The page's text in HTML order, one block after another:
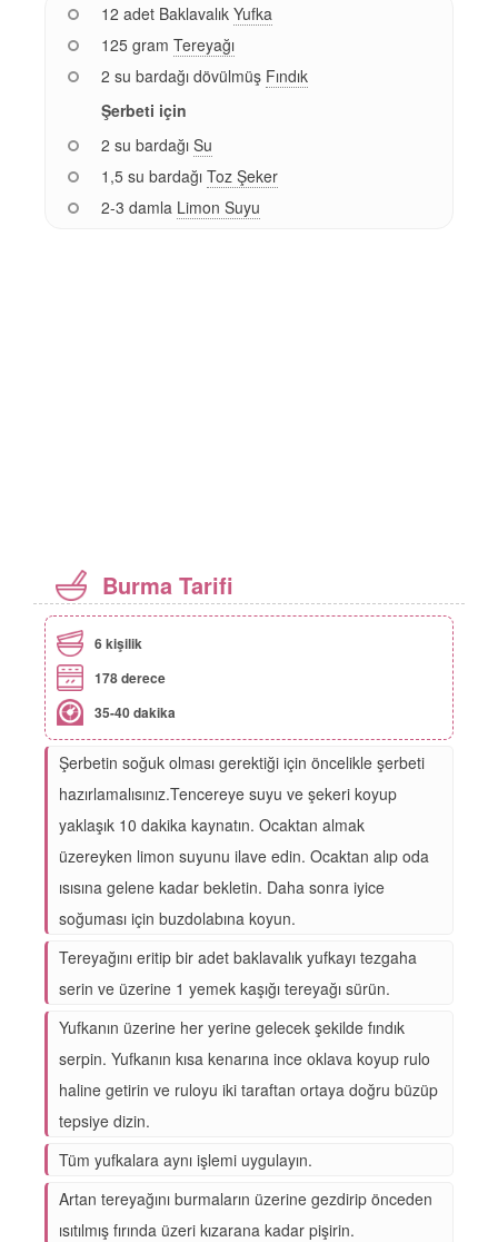
12 adet Baklavalık Yufka
125 gram Tereyağı
2 su bardağı dövülmüş Fındık
Şerbeti için
2 su bardağı Su
1,5 su bardağı Toz Şeker
2-3 damla Limon Suyu
Burma Tarifi
6 kişilik
178 derece
35-40 dakika
Şerbetin soğuk olması gerektiği için öncelikle şerbeti
hazırlamalısınız.Tencereye suyu ve şekeri koyup
yaklaşık 10 dakika kaynatın. Ocaktan almak
üzereyken limon suyunu ilave edin. Ocaktan alıp oda
ısısına gelene kadar bekletin. Daha sonra iyice
soğuması için buzdolabına koyun.
Tereyağını eritip bir adet baklavalık yufkayı tezgaha
serin ve üzerine 1 yemek kaşığı tereyağı sürün.
Yufkanın üzerine her yerine gelecek şekilde fındık
serpin. Yufkanın kısa kenarına ince oklava koyup rulo
haline getirin ve ruloyu iki taraftan ortaya doğru büzüp
tepsiye dizin.
Tüm yufkalara aynı işlemi uygulayın.
Artan tereyağını burmaların üzerine gezdirip önceden
ısıtılmış fırında üzeri kızarana kadar pişirin.